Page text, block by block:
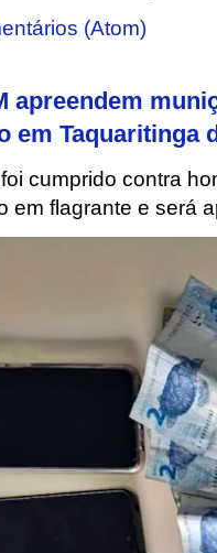
(Atom)
apreendem
em Taquaritinga
cumprido contra
em flagrante e será